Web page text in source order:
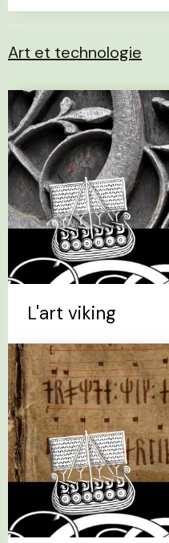
Art et technologie
L'art viking